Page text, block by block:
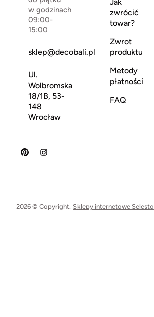
w godzinach
09:00-
15:00
sklep@decobali.pl
Ul.
Wolbromska
18/1B, 53-
148
Wrocław
Jak
zwrócić
towar?
Zwrot
produktu
Metody
płatności
FAQ
2026 © Copyright. Sklepy internetowe Selesto